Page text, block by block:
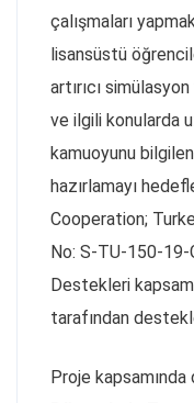
çalışmaları
lisansüstü
artırıcı
ve ilgili konularda
kamuoyunu
hazırlamayı
Cooperation;
No: S-TU-150-19-
Destekleri
tarafından
Proje